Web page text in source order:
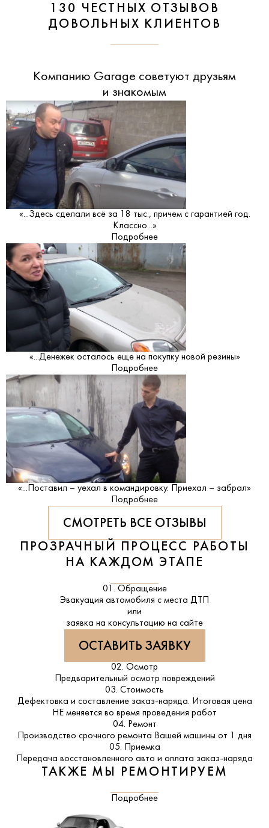
130 ЧЕСТНЫХ ОТЗЫВОВ
ДОВОЛЬНЫХ КЛИЕНТОВ
Компанию Garage советуют друзьям
и знакомым
«...Здесь сделали всё за 18 тыс., причем с гарантией год.
Классно...»
Подробнее
«...Денежек осталось еще на покупку новой резины»
Подробнее
«...Поставил – уехал в командировку. Приехал – забрал»
Подробнее
СМОТРЕТЬ ВСЕ ОТЗЫВЫ
ПРОЗРАЧНЫЙ ПРОЦЕСС РАБОТЫ
НА КАЖДОМ ЭТАПЕ
01. Обращение
Эвакуация автомобиля с места ДТП
или
заявка на консультацию на сайте
ОСТАВИТЬ ЗАЯВКУ
02. Осмотр
Предварительный осмотр повреждений
03. Стоимость
Дефектовка и составление заказ-наряда. Итоговая цена
НЕ меняется во время проведения работ
04. Ремонт
Производство срочного ремонта Вашей машины от 1 дня
05. Приемка
Передача восстановленного авто и оплата заказ-наряда
ТАКЖЕ МЫ РЕМОНТИРУЕМ
Подробнее